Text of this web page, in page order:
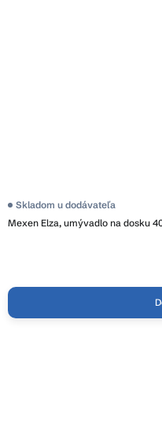
Mexen Elza, umývadlo na dosku
Skladom u dodávateľa